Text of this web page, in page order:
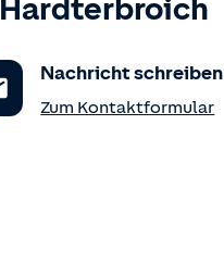
Hardterbroich
Nachricht schreiben
Zum Kontaktformular